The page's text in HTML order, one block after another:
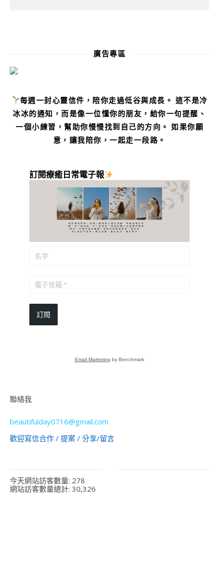
廣告專區
每週一封心靈信件，陪你走過低谷與成長。 這不是冷
冰冰的通知，而是像一位懂你的朋友，給你一句提醒、
一個小練習，幫助你慢慢找到自己的方向。 如果你願
意，讓我陪你，一起走一段路。
訂閱療癒日常電子報
訂閱
Email Marketing by Benchmark
聯絡我
beautifulday0716@gmail.com
歡迎寫信合作 / 提案 / 分享/留言
今天網站訪客數量: 278
網站訪客數量總計: 30,326